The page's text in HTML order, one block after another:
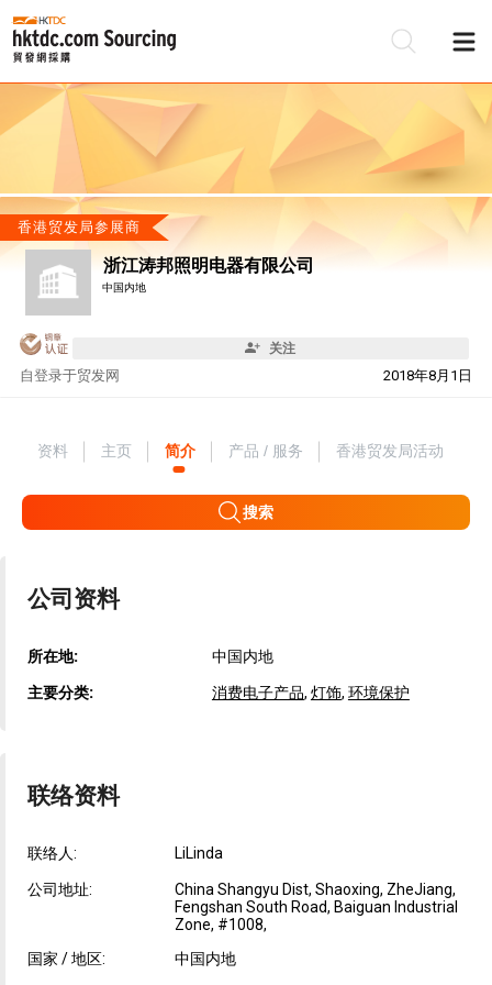
香港贸发局参展商
浙江涛邦照明电器有限公司
中国内地
关注
自 2018年8月1日
登录于贸发网
资料 主页 简介 产品 / 服务 香港贸发局活动
搜索
公司资料
所在地: 中国内地
主要分类: 消费电子产品, 灯饰, 环境保护
联络资料
联络人: LiLinda
公司地址:
China Shangyu Dist, Shaoxing, ZheJiang,
Fengshan South Road, Baiguan Industrial
Zone, #1008,
国家 / 地区:
中国内地